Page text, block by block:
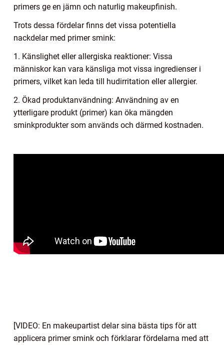
primers ge en jämn och naturlig makeupfinish.
Trots dessa fördelar finns det vissa potentiella
nackdelar med primer smink:
1. Känslighet eller allergiska reaktioner: Vissa
människor kan vara känsliga mot vissa ingredienser i
primers, vilket kan leda till hudirritation eller allergier.
2. Ökad produktanvändning: Användning av en
ytterligare produkt (primer) kan öka mängden
sminkprodukter som används och därmed kostnaden.
[VIDEO: En makeupartist delar sina bästa tips för att
applicera primer smink och förklarar fördelarna med att